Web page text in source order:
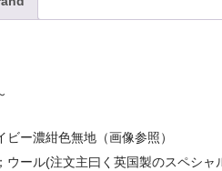
ビー濃紺色無地（画像参照）
ウール(注文主曰く英国製のスペシ